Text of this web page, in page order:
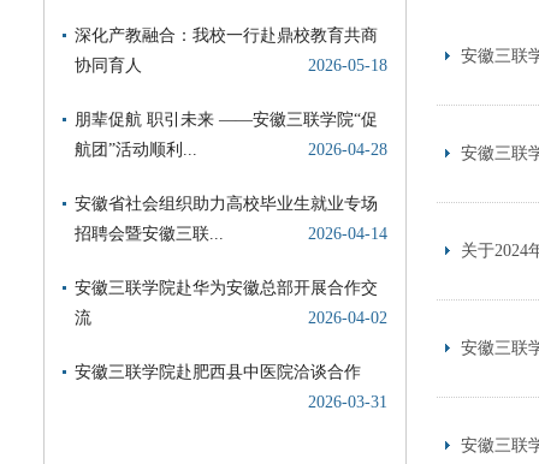
安徽三联
安徽三联
关于2024
安徽三联
安徽三联